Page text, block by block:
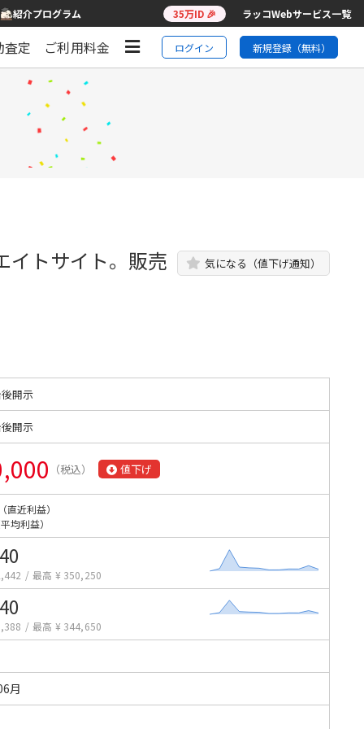
紹介プログラム 35万ID 🎉 ラッコWebサービス一覧
査定 ご利用料金 ログイン 新規登録（無料）
イトサイト。販売
気になる（値下げ通知）
開示
開示
（税込） 値下げ
（直近利益）
平均利益）
/ 最高 ¥ 350,250
/ 最高 ¥ 344,650
月